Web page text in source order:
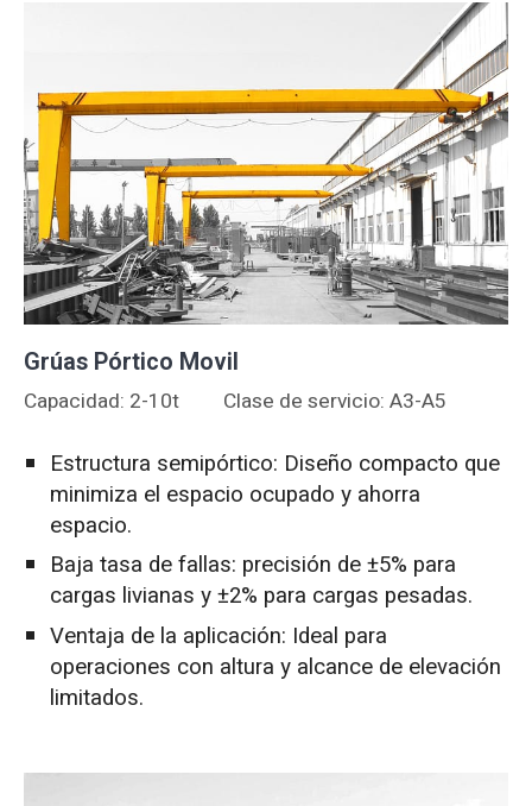
Grúas Pórtico Movil
Capacidad: 2-10t Clase de servicio: A3-A5
Estructura semipórtico: Diseño compacto que
minimiza el espacio ocupado y ahorra
espacio.
Baja tasa de fallas: precisión de ±5% para
cargas livianas y ±2% para cargas pesadas.
Ventaja de la aplicación: Ideal para
operaciones con altura y alcance de elevación
limitados.